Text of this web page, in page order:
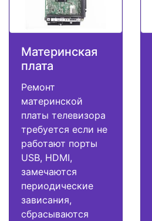
Материнская
плата
Ремонт
материнской
платы телевизора
требуется если не
работают порты
USB, HDMI,
замечаются
периодические
зависания,
сбрасываются